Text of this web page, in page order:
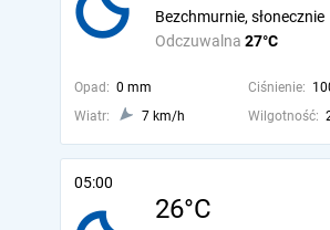
Odczuwalna 27°C
Bezchmurnie, słonecznie
Opad: 0 mm Ciśnienie:
Wiatr:
7 km/h Wilgotność:
05:00
26°C